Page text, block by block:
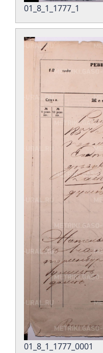
01_8_1_1777_1
01_8_1_1777_0001